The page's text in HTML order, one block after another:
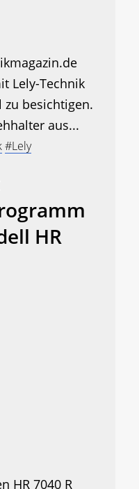
Lely-Technik
besichtigen.
aus...
#Lely
HR
HR 7040 R